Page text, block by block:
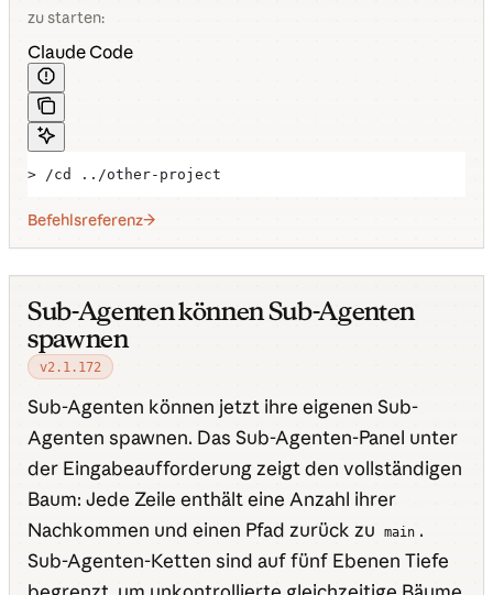
zu starten:
Claude Code
> /cd ../other-project
Befehlsreferenz
Sub-Agenten können Sub-Agenten
spawnen
v2.1.172
Sub-Agenten können jetzt ihre eigenen Sub-
Agenten spawnen. Das Sub-Agenten-Panel unter
der Eingabeaufforderung zeigt den vollständigen
Baum: Jede Zeile enthält eine Anzahl ihrer
Nachkommen und einen Pfad zurück zu
main .
Sub-Agenten-Ketten sind auf fünf Ebenen Tiefe